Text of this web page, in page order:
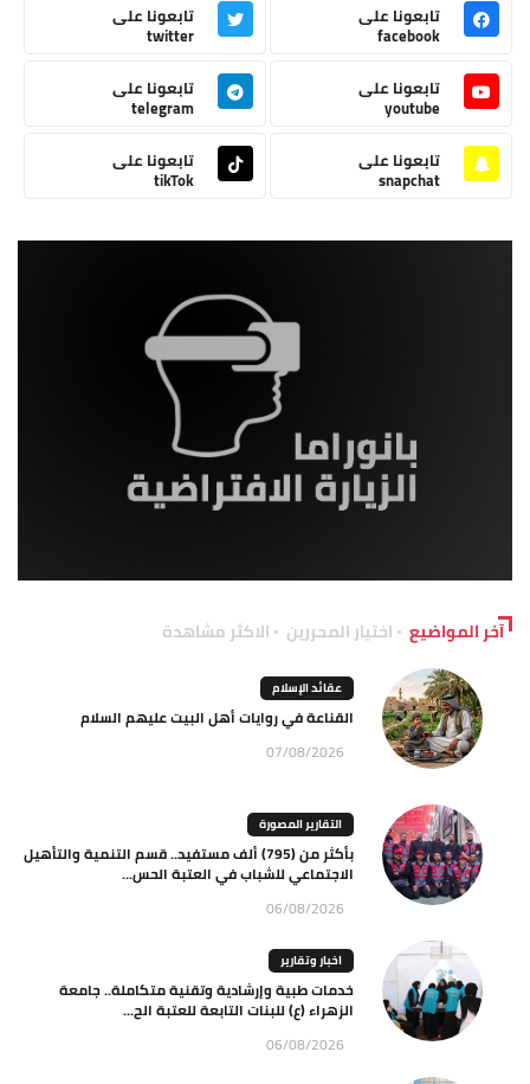
تابعونا على
facebook
تابعونا على
twitter
تابعونا على
youtube
تابعونا على
telegram
تابعونا على
snapchat
تابعونا على
tikTok
آخر المواضيع اختيار المحررين الاكثر مشاهدة
عقائد الإسلام
القناعة في روايات أهل البيت عليهم السلام
07/08/2026
التقارير المصورة
بأكثر من (795) ألف مستفيد.. قسم التنمية والتأهيل
الاجتماعي للشباب في العتبة الحس...
06/08/2026
اخبار وتقارير
خدمات طبية وإرشادية وتقنية متكاملة.. جامعة
الزهراء (ع) للبنات التابعة للعتبة الح...
06/08/2026